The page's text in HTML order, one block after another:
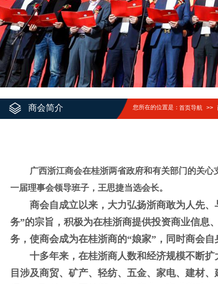
商会简介 您所在的位置是：首页导航 >>
广西浙江商会在桂浙两省政府和有关部门的关心
一届理事会领导班子，王思捷当选会长。
商会自成立以来，大力弘扬浙商敢为人先
务”的宗旨，积极为在桂浙商提供投资商业信息
务，使商会成为在桂浙商的“娘家”，同时商会
十多年来，在桂浙商人数和经济规模不断
目涉及商贸、矿产、轻纺、五金、家电、建材